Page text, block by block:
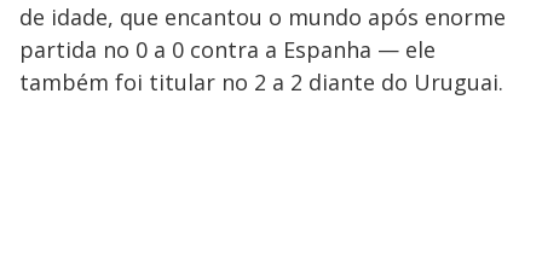
de idade, que encantou o mundo após enorme
partida no 0 a 0 contra a Espanha — ele
também foi titular no 2 a 2 diante do Uruguai.